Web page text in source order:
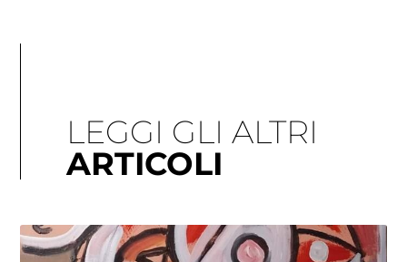
LEGGI GLI ALTRI
ARTICOLI
PaginaPagina
Pagina
Pagina
Pagina